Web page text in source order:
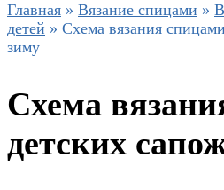
Главная » Вязание спицами »
детей » Схема вязания
зиму
Схема
детских